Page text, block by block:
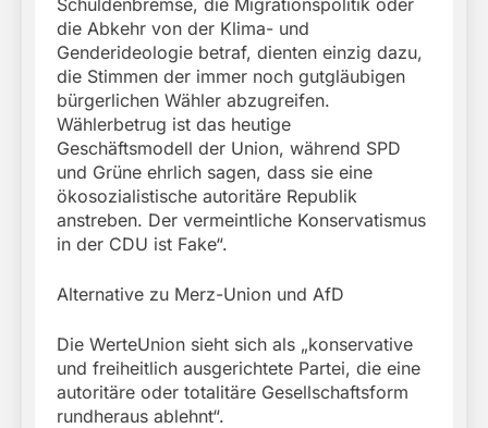
die Abkehr von der Klima- und
Genderideologie betraf, dienten einzig dazu,
die Stimmen der immer noch gutgläubigen
bürgerlichen Wähler abzugreifen.
Wählerbetrug ist das heutige
Geschäftsmodell der Union, während SPD
und Grüne ehrlich sagen, dass sie eine
ökosozialistische autoritäre Republik
anstreben. Der vermeintliche Konservatismus
in der CDU ist Fake“.
Alternative zu Merz-Union und AfD
Die WerteUnion sieht sich als „konservative
und freiheitlich ausgerichtete Partei, die eine
autoritäre oder totalitäre Gesellschaftsform
rundheraus ablehnt“.